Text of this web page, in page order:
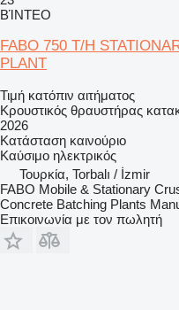
ΒΊΝΤΕΟ
FABO 750 T/H
PLANT
Τιμή κατόπιν αιτήματος
Κρουστικός θραυστήρας
2026
Κατάσταση καινούριο
Καύσιμο ηλεκτρικός
Τουρκία, Torbalı / İzmir
FABO Mobile & Stationary
Concrete Batching Plants
Επικοινωνία με τον πωλητή